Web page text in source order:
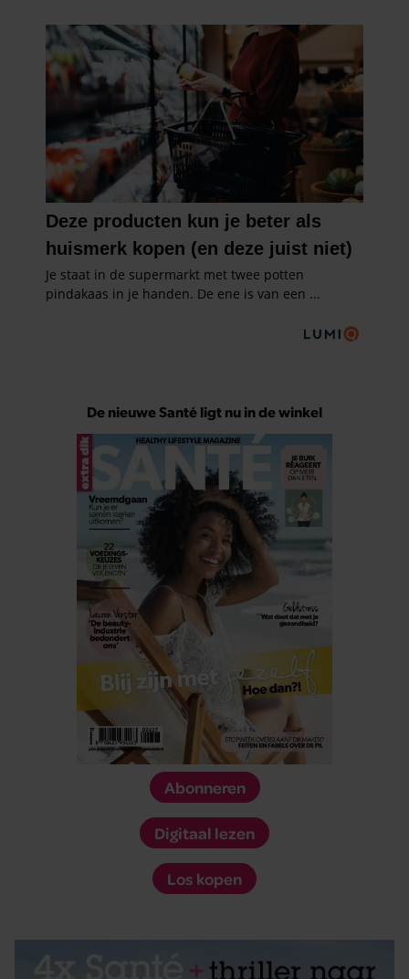
De nieuwe Santé ligt nu in de winkel
Abonneren
Digitaal lezen
Los kopen